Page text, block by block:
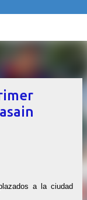
a la ciudad